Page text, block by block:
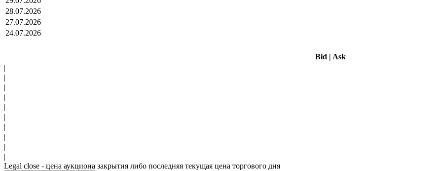
28.07.2026
27.07.2026
24.07.2026
Bid | Ask
|
|
|
|
|
|
|
|
|
|
Legal close - цена аукциона закрытия либо последняя текущая цена торгового дня